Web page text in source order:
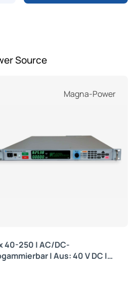
Source
Magna-Power
40-250 | AC/DC-
| Aus: 40 V DC |